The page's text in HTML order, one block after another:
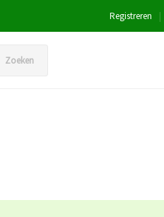
|
Registreren
Zoeken